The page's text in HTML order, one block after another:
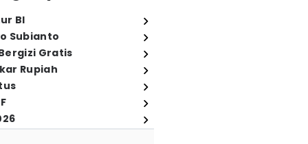
BI
Subianto
Gratis
Rupiah